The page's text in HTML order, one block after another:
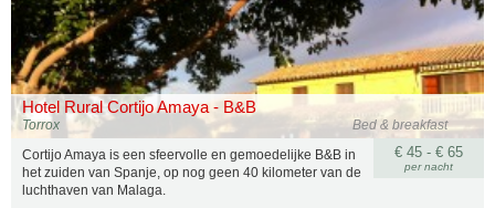
Hotel Rural Cortijo Amaya - B&B
Bed & breakfast
Torrox
€ 45 - € 65
per nacht
Cortijo Amaya is een sfeervolle en gemoedelijke B&B in
het zuiden van Spanje, op nog geen 40 kilometer van de
luchthaven van Malaga.